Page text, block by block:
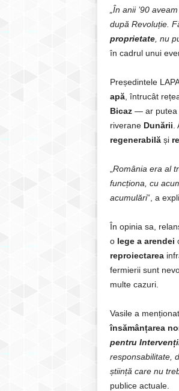
„În anii ’90
după Revoluție.
proprietate, nu
în cadrul unui
Președintele
apă, întrucât
Bicaz— ar putea
riverane Dunării
regenerabilăși
România era al
funcționa, cu
acumulări”, a
În opinia sa,
o lege a arendei
reproiectarea
fermierii sunt
multe cazuri.
Vasile a
însămânțarea
pentru
responsabilitate,
știință care nu
publice actuale.